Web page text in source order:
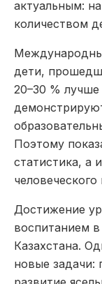
актуальным:
количеством
дети,
20–30 %
Поэтому
статистика, а
человеческого
Достижение
воспитанием
Казахстана.
новые задачи: